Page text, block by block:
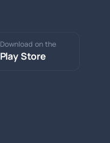
Download on the
Play Store